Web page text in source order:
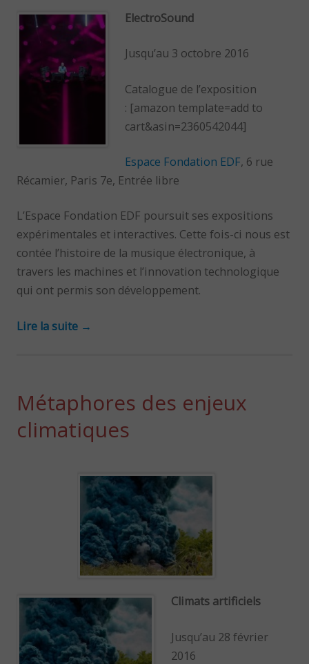
ElectroSound
Jusqu’au 3 octobre 2016
Catalogue de l’exposition
: [amazon template=add to
cart&asin=2360542044]
Espace Fondation EDF, 6 rue
Récamier, Paris 7e, Entrée libre
L’Espace Fondation EDF poursuit ses expositions
expérimentales et interactives. Cette fois-ci nous est
contée l’histoire de la musique électronique, à
travers les machines et l’innovation technologique
qui ont permis son développement.
Lire la suite →
Métaphores des enjeux
climatiques
Climats artificiels
Jusqu’au 28 février
2016